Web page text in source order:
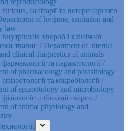
reproductology
санітарії та ветеринарного
of hygiene, sanitation and
law
хвороб і клінічної
тварин / Department of internal
clinical diagnostics of animals
та паразитології /
of pharmacology and parasitology
та мікробіології /
of epizootology and microbiology
та біохімії тварин /
of animal physiology and